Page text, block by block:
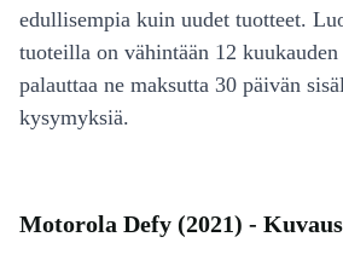
edullisempia kuin uudet tuotteet.
tuoteilla on vähintään 12
palauttaa ne maksutta 30 päivän
kysymyksiä.
Motorola Defy (2021) - Kuvaus